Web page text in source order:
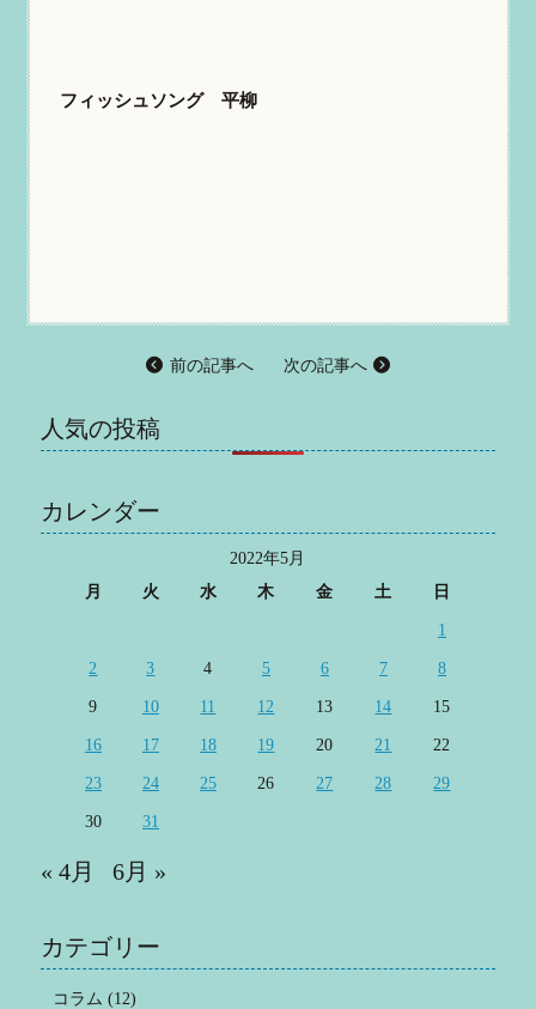
フィッシュソング 平柳
前の記事へ 次の記事へ
人気の投稿
カレンダー
2022年5月
月
火 水 木 金 土 日
1
2 3 4 5 6 7 8
9 10 11 12 13 14 15
16 17 18 19 20 21 22
23 24 25 26 27 28 29
30 31
« 4月 6月 »
カテゴリー
コラム (12)